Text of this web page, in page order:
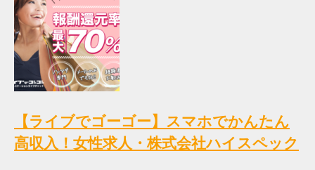
【ライブでゴーゴー】スマホでかんたん
高収入！女性求人・株式会社ハイスペック